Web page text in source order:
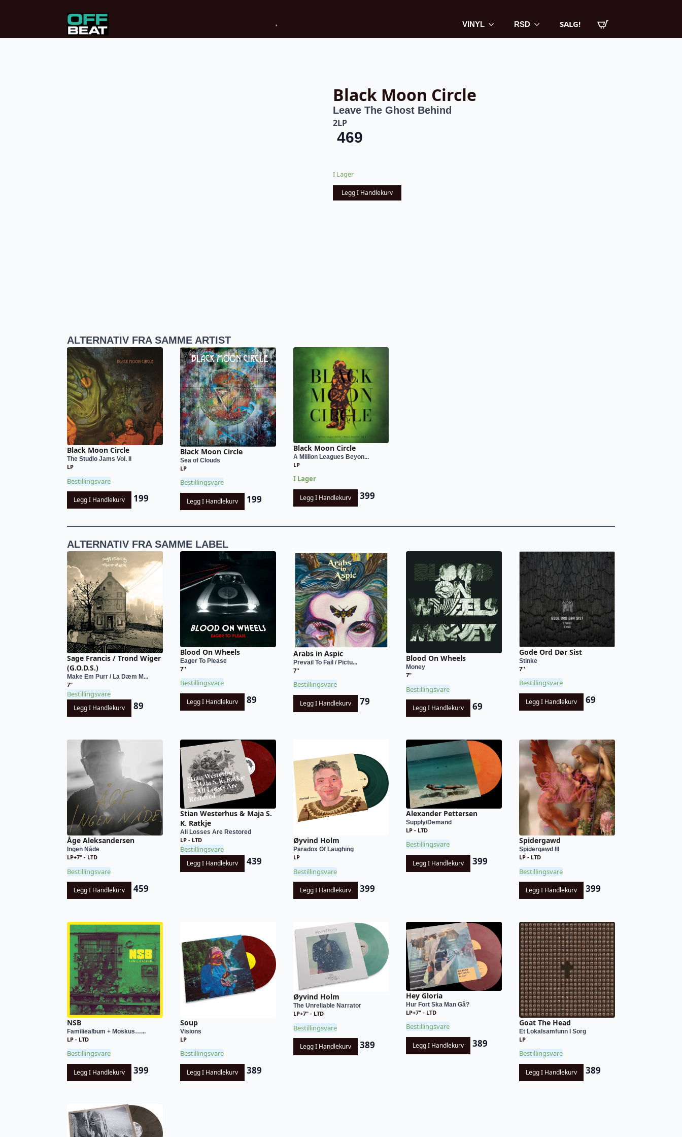
VINYL RSD SALG!
Black Moon Circle
Leave The Ghost Behind
2LP
469
I Lager
Legg I Handlekurv
ALTERNATIV FRA SAMME ARTIST
Black Moon Circle
The Studio Jams Vol. II
LP
Bestillingsvare
Legg I Handlekurv 199
Black Moon Circle
Sea of Clouds
LP
Bestillingsvare
Legg I Handlekurv 199
Black Moon Circle
A Million Leagues Beyon...
LP
I Lager
Legg I Handlekurv 399
ALTERNATIV FRA SAMME LABEL
Sage Francis / Trond Wiger
(G.O.D.S.)
Make Em Purr / La Dæm M...
7"
Bestillingsvare
Legg I Handlekurv 89
Blood On Wheels
Eager To Please
7''
Bestillingsvare
Legg I Handlekurv 89
Arabs in Aspic
Prevail To Fail / Pictu...
7''
Bestillingsvare
Legg I Handlekurv 79
Blood On Wheels
Money
7"
Bestillingsvare
Legg I Handlekurv 69
Gode Ord Dør Sist
Stinke
7''
Bestillingsvare
Legg I Handlekurv 69
Åge Aleksandersen
Ingen Nåde
LP+7" - LTD
Bestillingsvare
Legg I Handlekurv 459
Stian Westerhus & Maja S.
K. Ratkje
All Losses Are Restored
LP - LTD
Bestillingsvare
Legg I Handlekurv 439
Øyvind Holm
Paradox Of Laughing
LP
Bestillingsvare
Legg I Handlekurv 399
Alexander Pettersen
Supply/Demand
LP - LTD
Bestillingsvare
Legg I Handlekurv 399
Spidergawd
Spidergawd III
LP - LTD
Bestillingsvare
Legg I Handlekurv 399
NSB
Familiealbum + Moskus…...
LP - LTD
Bestillingsvare
Legg I Handlekurv 399
Soup
Visions
LP
Bestillingsvare
Legg I Handlekurv 389
Øyvind Holm
The Unreliable Narrator
LP+7" - LTD
Bestillingsvare
Legg I Handlekurv 389
Hey Gloria
Hur Fort Ska Man Gå?
LP+7" - LTD
Bestillingsvare
Legg I Handlekurv 389
Goat The Head
Et Lokalsamfunn I Sorg
LP
Bestillingsvare
Legg I Handlekurv 389